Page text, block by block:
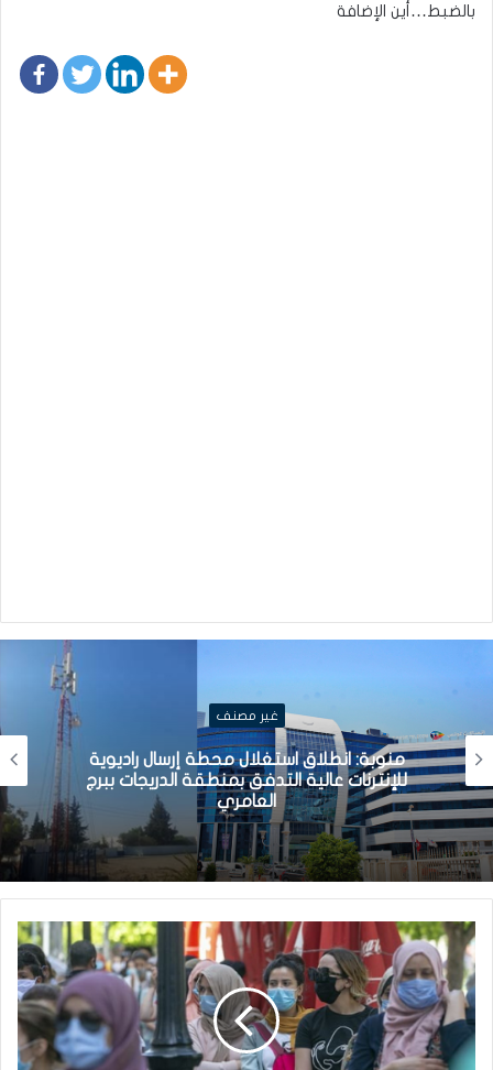
بالضبط…أين الإضافة
غير مصنف
منوبة: انطلاق استغلال محطة إرسال راديوية
للإنترنات عالية التدفق بمنطقة الدريجات ببرج
العامري